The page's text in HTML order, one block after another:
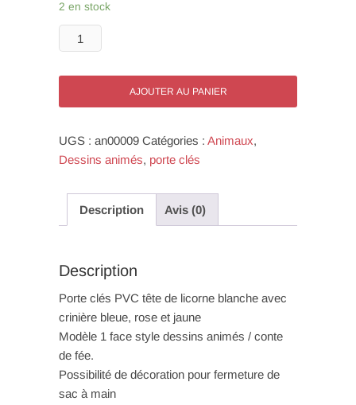
2 en stock
quantité
de
licorne
AJOUTER AU PANIER
UGS : an00009 Catégories : Animaux,
Dessins animés, porte clés
Description Avis (0)
Description
Porte clés PVC tête de licorne blanche avec
crinière bleue, rose et jaune
Modèle 1 face style dessins animés / conte
de fée.
Possibilité de décoration pour fermeture de
sac à main